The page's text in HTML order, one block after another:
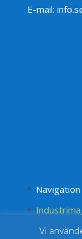
E-mail:
Navigation
Vi